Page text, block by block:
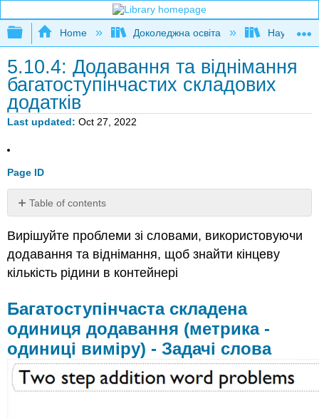
Expand/collapse global hierarchy
Home Доколеджна освіта Наука і
5.10.4: Додавання та віднімання
багатоступінчастих складових
додатків
Last updated Oct 27, 2022
Page ID
Table of contents
складена
одиниця
додавання
(метрика
одиниці
-
Задачі
слова
Багатоступінчаста
Вирішуйте проблеми зі словами, використовуючи
додавання та віднімання, щоб знайти кінцеву
кількість рідини в контейнері
Багатоступінчаста складена
одиниця додавання (метрика -
одиниці виміру) - Задачі слова